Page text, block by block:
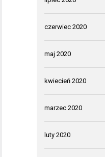
czerwiec 2020
maj 2020
kwiecień 2020
marzec 2020
luty 2020